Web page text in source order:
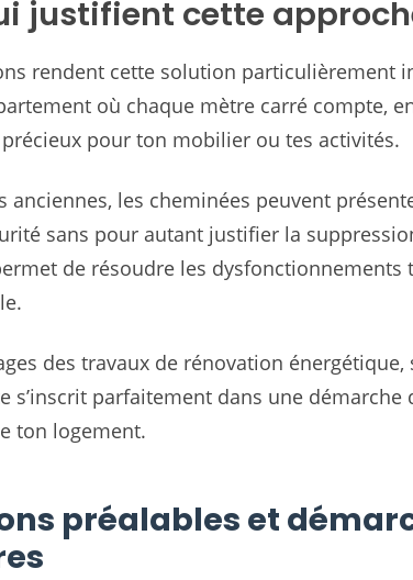
justifient cette
rendent cette solution particulièrement
où chaque mètre carré compte,
pour ton mobilier ou tes activités.
anciennes, les cheminées peuvent
sans pour autant justifier la
de résoudre les dysfonctionnements
des travaux de rénovation
s’inscrit parfaitement dans une démarche
ton logement.
préalables et